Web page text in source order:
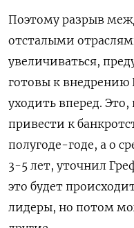
Поэтому разрыв
отсталыми
увеличиваться,
готовы к
уходить вперед.
привести к
полугоде-годе, а о
3-5 лет, уточнил
это будет
лидеры, но потом